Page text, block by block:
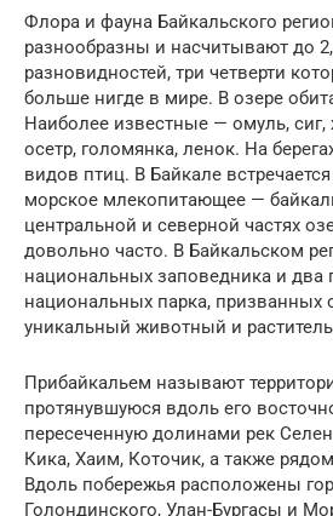
Флора и фауна Байкальского
разнообразны и насчитывают до
разновидностей, три четверти
больше нигде в мире. В озере
Наиболее известные — омуль, сиг,
осетр, голомянка, ленок. На
видов птиц. В Байкале
морское млекопитающее —
центральной и северной частях
довольно часто. В Байкальском
национальных заповедника и два
национальных парка, призванных
уникальный животный и
Прибайкальем называют
протянувшуюся вдоль его
пересеченную долинами рек
Кика, Хаим, Коточик, а также
Вдоль побережья расположены
Голондинского, Улан-Бургасы и